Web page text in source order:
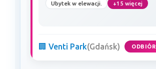
Ubytek w elewacji.
+15 więcej
🏢 Venti Park(Gdańsk) ODBIÓR